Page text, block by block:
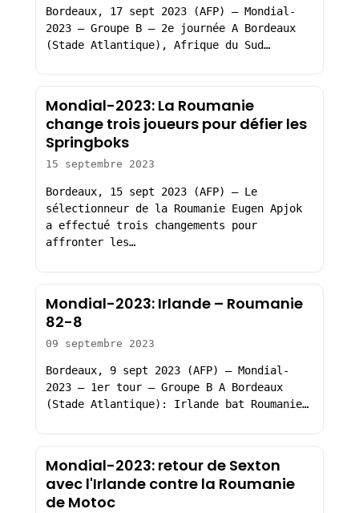
Bordeaux, 17 sept 2023 (AFP) – Mondial-
2023 – Groupe B – 2e journée A Bordeaux
(Stade Atlantique), Afrique du Sud…
Mondial-2023: La Roumanie
change trois joueurs pour défier les
Springboks
15 septembre 2023
Bordeaux, 15 sept 2023 (AFP) – Le
sélectionneur de la Roumanie Eugen Apjok
a effectué trois changements pour
affronter les…
Mondial-2023: Irlande – Roumanie
82-8
09 septembre 2023
Bordeaux, 9 sept 2023 (AFP) – Mondial-
2023 – 1er tour – Groupe B A Bordeaux
(Stade Atlantique): Irlande bat Roumanie…
Mondial-2023: retour de Sexton
avec l'Irlande contre la Roumanie
de Motoc